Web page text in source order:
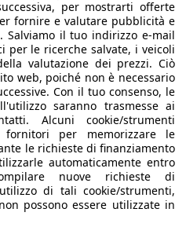
mercato auto europeo.
per mostrarti offerte
fornire e valutare pubblicità e
Salviamo il tuo indirizzo e-mail
per le ricerche salvate, i veicoli
valutazione dei prezzi. Ciò
web, poiché non è necessario
Con il tuo consenso, le
saranno trasmesse ai
Alcuni cookie/strumenti
per memorizzare le
le richieste di finanziamento
automaticamente entro
nuove richieste di
di tali cookie/strumenti,
possono essere utilizzate in